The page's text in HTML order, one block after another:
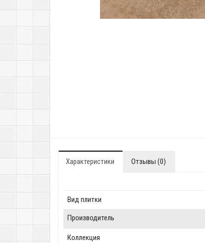
Характеристики Отзывы (0)
Вид плитки
Производитель
Коллекция